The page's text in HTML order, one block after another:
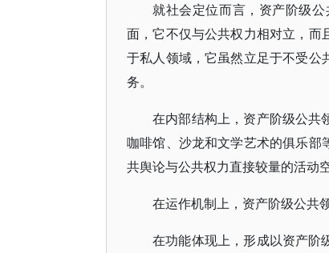
就社会定位而言，资产阶级
面，它不仅与公共权力相对立，而
于私人领域，它虽然立足于不受
务。
在内部结构上，资产阶级公共
咖啡馆、沙龙和文学艺术的俱乐部
共舆论与公共权力直接较量的活动空
在运作机制上，资产阶级公共
在功能体现上，形成以资产阶